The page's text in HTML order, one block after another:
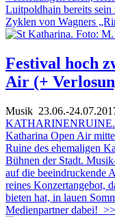
Luitpoldhain bereits
Zyklen von Wagners
Festival hoch
Air (+
Musik 23.06.-
KATHARINENRUINE.
Katharina Open Air
Ruine des ehemaligen
Bühnen der Stadt.
auf die beeindruckende
reines Konzertangebot,
bieten hat, in lauen
Medienpartner dabei! >>